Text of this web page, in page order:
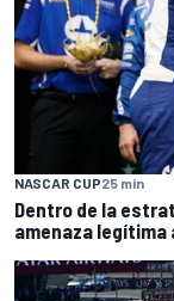
NASCAR CUP25 min
Dentro de la
amenaza legítima